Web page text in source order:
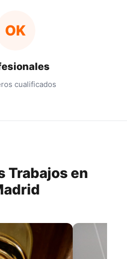
OK
cualificados
Trabajos en